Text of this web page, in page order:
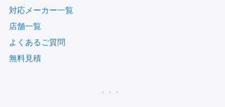
対応メーカー一覧
店舗一覧
よくあるご質問
無料見積